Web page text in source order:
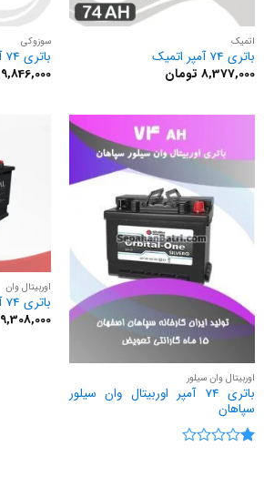
اتمیک
باتری 74 آمپر اتمیک
8,377,000 تومان
سوزوکی
باتری 74 آمپر سوزوکی
9,846,000
اوربیتال وان سیلور
باتری 74 آمپر اوربیتال وان سیلور
سپاهان
اوربیتال وان
باتری 74 آمپر اوربیتال وان پاور پلاس
9,308,000